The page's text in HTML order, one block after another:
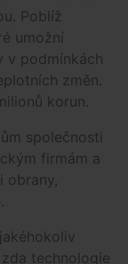
Poblíž
umožní
v podmínkách
změn.
korun.
společnosti
firmám a
obrany,
technologie